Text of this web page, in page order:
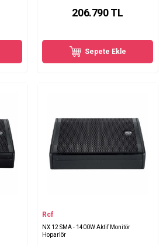
206.790TL
Sepete Ekle
Rcf
NX 12 SMA - 1400W Aktif Monitör
Hoparlör